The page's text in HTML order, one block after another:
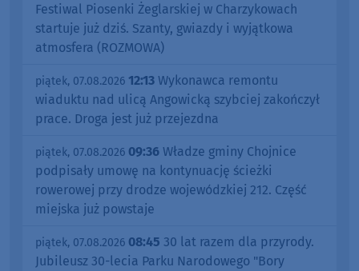
Festiwal Piosenki Żeglarskiej w Charzykowach
startuje już dziś. Szanty, gwiazdy i wyjątkowa
atmosfera (ROZMOWA)
piątek, 07.08.2026 12:13 Wykonawca remontu
wiaduktu nad ulicą Angowicką szybciej zakończył
prace. Droga jest już przejezdna
piątek, 07.08.2026 09:36 Władze gminy Chojnice
podpisały umowę na kontynuację ścieżki
rowerowej przy drodze wojewódzkiej 212. Część
miejska już powstaje
piątek, 07.08.2026 08:45 30 lat razem dla przyrody.
Jubileusz 30-lecia Parku Narodowego "Bory